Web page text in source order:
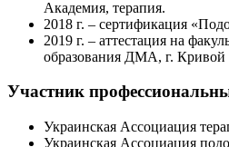
Академия, терапия.
2018 г. – сертификация
2019 г. – аттестация на
образования ДМА, г. Кривой
Участник
Украинская Ассоциация
Украинская Ассоциация